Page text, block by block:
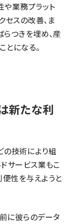
や業務プラット
セスの改善、ま
つきを埋め、産
になる。
新たな利
の技術により組
サービス業もこ
性を与えようと
に彼らのデータ